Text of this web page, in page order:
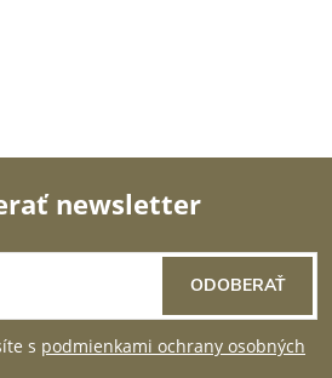
newsletter
s podmienkami ochrany osobných
ODOBERAŤ